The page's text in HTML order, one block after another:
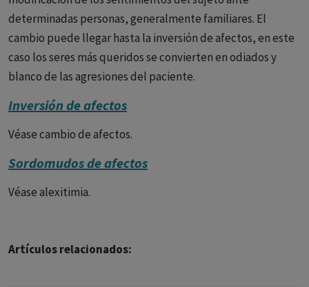
determinadas personas, generalmente familiares. El
cambio puede llegar hasta la inversión de afectos, en este
caso los seres más queridos se convierten en odiados y
blanco de las agresiones del paciente.
Inversión de afectos
Véase cambio de afectos.
Sordomudos de afectos
Véase alexitimia.
Artículos relacionados: